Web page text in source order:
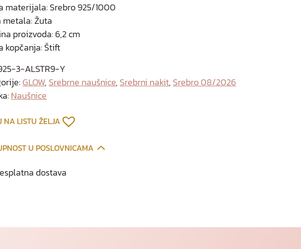
materijala: Srebro 925/1000
metala: Žuta
proizvoda: 6,2 cm
kopčanja: Štift
3-ALSTR9-Y
GLOW, Srebrne naušnice, Srebrni nakit, Srebro 08/2026
Naušnice
NA LISTU ŽELJA
U POSLOVNICAMA
dostava